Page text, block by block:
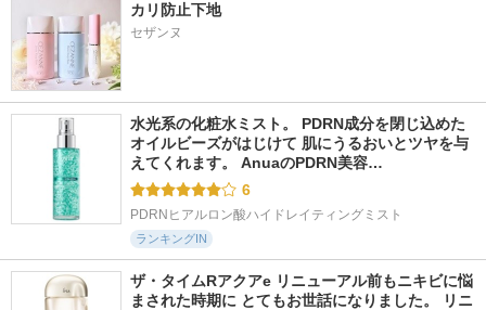
カリ防止下地
セザンヌ
水光系の化粧水ミスト。 PDRN成分を閉じ込めた
オイルビーズがはじけて 肌にうるおいとツヤを与
えてくれます。 AnuaのPDRN美容…
6
PDRNヒアルロン酸ハイドレイティングミスト
ランキングIN
ザ・タイムRアクアe リニューアル前もニキビに悩
まされた時期に とてもお世話になりました。 リニ